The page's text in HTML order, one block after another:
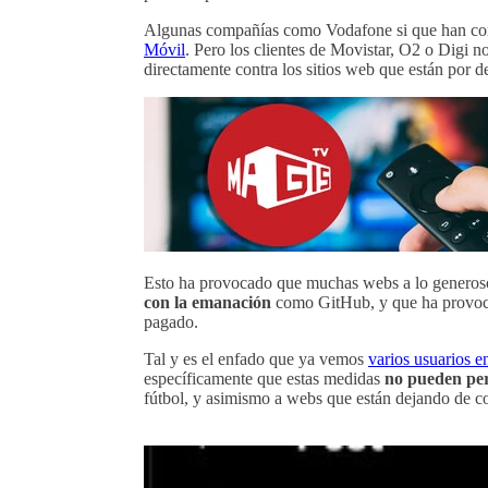
Algunas compañías como Vodafone si que han
Móvil. Pero los clientes de Movistar, O2 o Digi
directamente contra los sitios web que están por
Esto ha provocado que muchas webs a lo
con la emanación como GitHub, y que ha
pagado.
Tal y es el enfado que ya vemos varios usuarios
específicamente que estas medidas no pueden
fútbol, y asimismo a webs que están dejando de